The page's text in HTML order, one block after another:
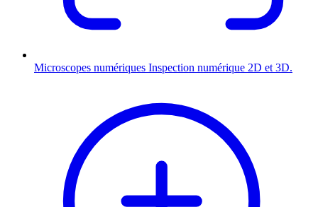
Microscopes numériques Inspection numérique 2D et 3D.